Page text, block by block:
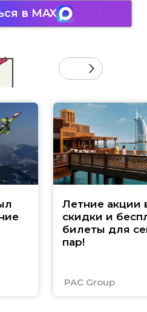
в MAX
Летние акции
скидки и
билеты для
пар!
PAC Group